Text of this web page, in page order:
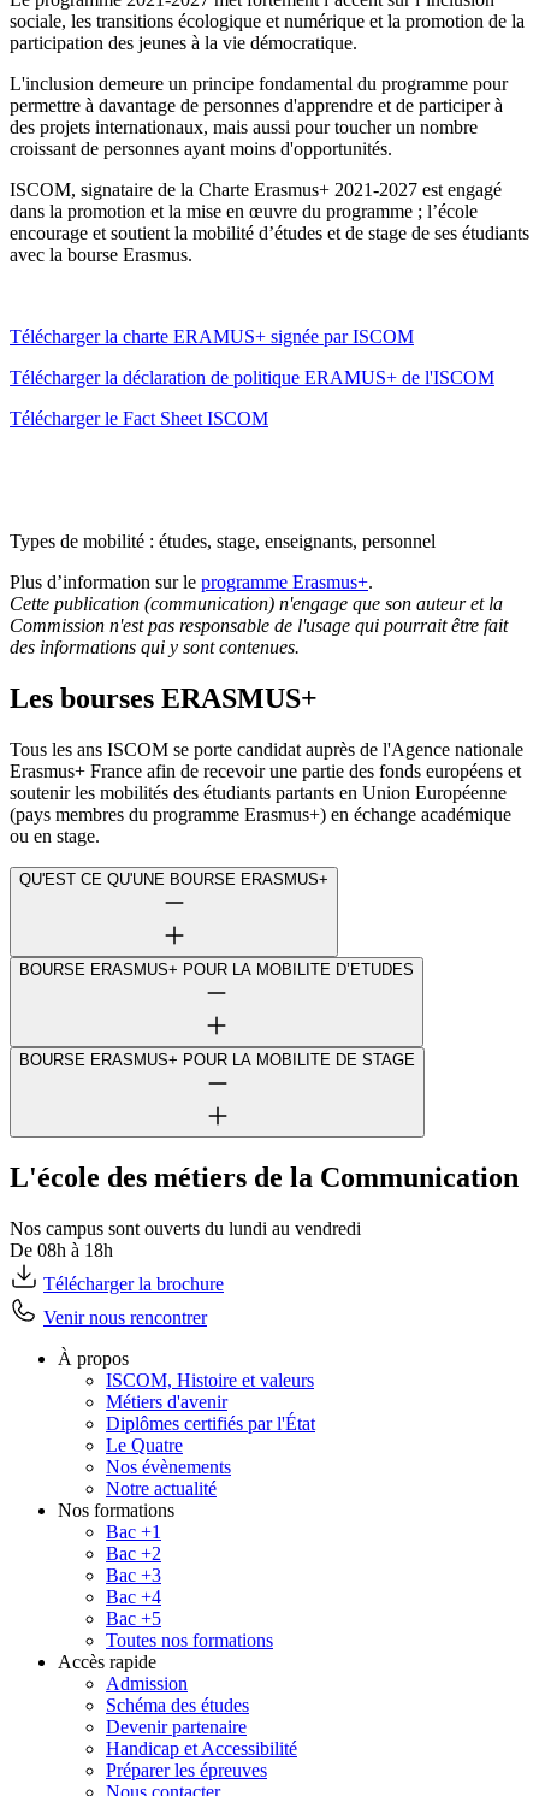
sociale, les transitions écologique et numérique et la promotion de la
participation des jeunes à la vie démocratique.
L'inclusion demeure un principe fondamental du programme pour
permettre à davantage de personnes d'apprendre et de participer à
des projets internationaux, mais aussi pour toucher un nombre
croissant de personnes ayant moins d'opportunités.
ISCOM, signataire de la Charte Erasmus+ 2021-2027 est engagé
dans la promotion et la mise en œuvre du programme ; l’école
encourage et soutient la mobilité d’études et de stage de ses étudiants
avec la bourse Erasmus.
Télécharger la charte ERAMUS+ signée par ISCOM
Télécharger la déclaration de politique ERAMUS+ de l'ISCOM
Télécharger le Fact Sheet ISCOM
Types de mobilité : études, stage, enseignants, personnel
Plus d’information sur le programme Erasmus+.
Cette publication (communication) n'engage que son auteur et la
Commission n'est pas responsable de l'usage qui pourrait être fait
des informations qui y sont contenues.
Les bourses ERASMUS+
Tous les ans ISCOM se porte candidat auprès de l'Agence nationale
Erasmus+ France afin de recevoir une partie des fonds européens et
soutenir les mobilités des étudiants partants en Union Européenne
(pays membres du programme Erasmus+) en échange académique
ou en stage.
QU'EST CE QU'UNE BOURSE ERASMUS+
BOURSE ERASMUS+ POUR LA MOBILITE D’ETUDES
BOURSE ERASMUS+ POUR LA MOBILITE DE STAGE
L'école des métiers de la Communication
Nos campus sont ouverts du lundi au vendredi
De 08h à 18h
Télécharger la brochure
Venir nous rencontrer
À propos
ISCOM, Histoire et valeurs
Métiers d'avenir
Diplômes certifiés par l'État
Le Quatre
Nos évènements
Notre actualité
Nos formations
Bac +1
Bac +2
Bac +3
Bac +4
Bac +5
Toutes nos formations
Accès rapide
Admission
Schéma des études
Devenir partenaire
Handicap et Accessibilité
Préparer les épreuves
Nous contacter